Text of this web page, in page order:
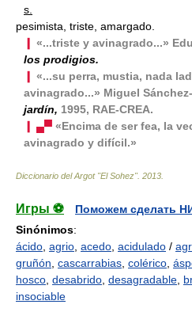
s.
pesimista, triste, amargado.
«...triste y avinagrado...»
los prodigios.
«...su perra, mustia, nada
avinagrado...» Miguel
jardín, 1995, RAE-CREA.
❙ ▄▀ «Encima de ser fea, la
avinagrado y difícil.»
Diccionario del Argot "El Sohez". 2013
Игры ⚽
Поможем сделать
Sinónimos:
ácido agrio acedo acidulado /
gruñón cascarrabias colérico
hosco desabrido desagradable
insociable